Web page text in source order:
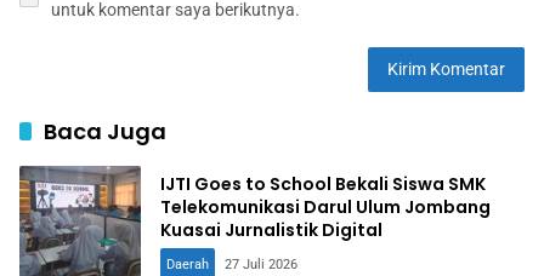
untuk komentar saya berikutnya.
Baca Juga
IJTI Goes to School Bekali Siswa SMK
Telekomunikasi Darul Ulum Jombang
Kuasai Jurnalistik Digital
Daerah 27 Juli 2026